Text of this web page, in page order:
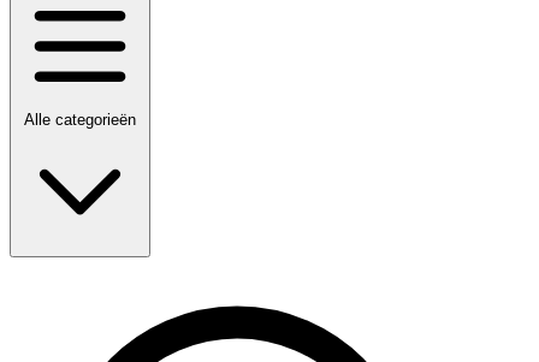
Alle categorieën